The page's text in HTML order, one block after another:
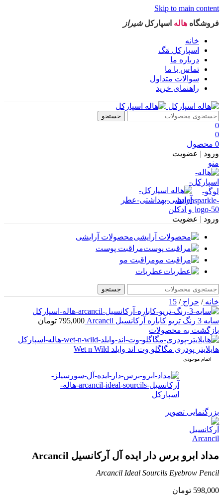
Skip to main content
فروشگاه هاله اسپارکلشیراز
خانه
اسپارکل مَگ
درباره ما
تماس با ما
سوالات متداول
راهنمای خرید
جستجو
0
0
0 محصول
ورود | عضویت
منو
ورود | عضویت
محصولات آرایشی
مراقبت پوست
مراقبت مو
عطریات
جستجو
خانه/ حراج/
15
سایه 3 رنگ تریو کاباره آرکانسیل Arcancil 795,000 تومان
بازگشت به محصولات
هایلایتر پودری مگاگلو وت اند وایلد Wet n Wild
اتمام موجودی
بزرگنمایی تصویر
مداد ابرو برس دار ایده آل آرکانسیل Arcancil
Arcancil Ideal Sourcils Eyebrow Pencil
598,000 تومان